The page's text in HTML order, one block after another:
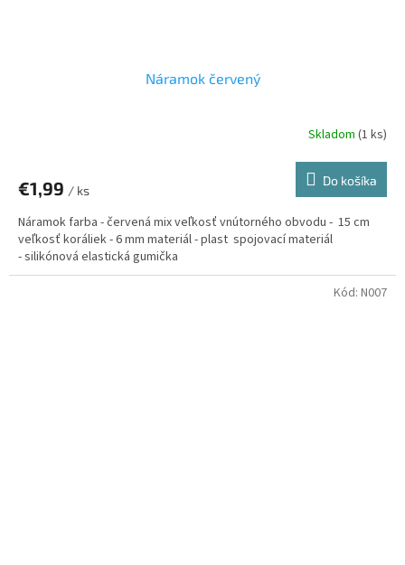
Náramok červený
Skladom (1 ks)
€1,99 / ks
Do košíka
Náramok farba - červená mix veľkosť vnútorného obvodu - 15 cm
veľkosť koráliek - 6 mm materiál - plast spojovací materiál
- silikónová elastická gumička
Kód: N007